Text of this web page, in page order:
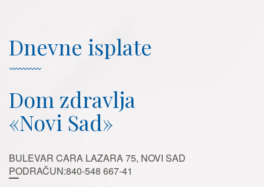
Dnevne isplate
Dom zdravlja
«Novi Sad»
BULEVAR CARA LAZARA 75, NOVI SAD
PODRAČUN:840-548 667-41